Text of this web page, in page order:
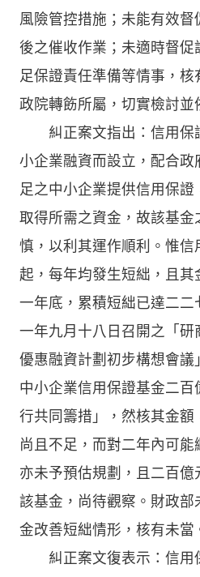
風險管控措施；未能有效
後之催收作業；未適時督促
足保證責任準備等情事，
政院轉飭所屬，切實檢討並
糾正案文指出：信用保
小企業融資而設立，配合政
足之中小企業提供信用保
取得所需之資金，故該基金
慎，以利其運作順利。惟信
起，每年均發生短絀，且其
一年底，累積短絀已達二二
一年九月十八日召開之「研
優惠融資計劃初步構想會議
中小企業信用保證基金二
行共同籌措」，然核其金額
尚且不足，而對二年內可能
亦未予預估規劃，且二百
該基金，尚待觀察。財政部
金改善短絀情形，核有未當
糾正案文復表示：信用